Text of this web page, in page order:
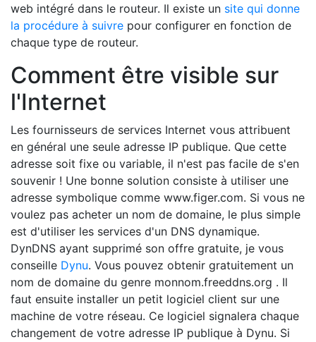
web intégré dans le routeur. Il existe un site qui donne
la procédure à suivre pour configurer en fonction de
chaque type de routeur.
Comment être visible sur
l'Internet
Les fournisseurs de services Internet vous attribuent
en général une seule adresse IP publique. Que cette
adresse soit fixe ou variable, il n'est pas facile de s'en
souvenir ! Une bonne solution consiste à utiliser une
adresse symbolique comme www.figer.com. Si vous ne
voulez pas acheter un nom de domaine, le plus simple
est d'utiliser les services d'un DNS dynamique.
DynDNS ayant supprimé son offre gratuite, je vous
conseille Dynu. Vous pouvez obtenir gratuitement un
nom de domaine du genre monnom.freeddns.org . Il
faut ensuite installer un petit logiciel client sur une
machine de votre réseau. Ce logiciel signalera chaque
changement de votre adresse IP publique à Dynu. Si